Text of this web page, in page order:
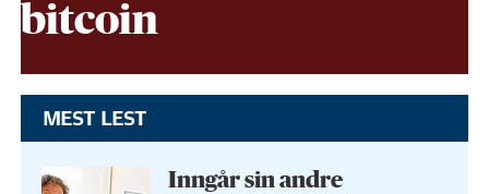
bitcoin
MEST LEST
Inngår sin andre